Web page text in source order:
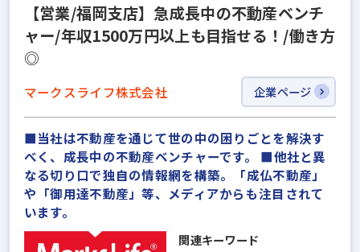
【営業/福岡支店】急成長中の不動産ベンチ
ャー/年収1500万円以上も目指せる！/働き方
◎
マークスライフ株式会社 企業ページ
■当社は不動産を通じて世の中の困りごとを解決す
べく、成長中の不動産ベンチャーです。 ■他社と異
なる切り口で独自の情報網を構築。「成仏不動産」
や「御用達不動産」等、メディアからも注目されて
います。
関連キーワード